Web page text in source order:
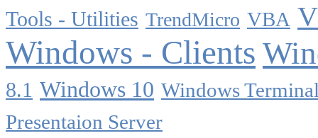
Tools - Utilities TrendMicro VBA
Windows - Clients
8.1 Windows 10 Windows
Presentaion Server